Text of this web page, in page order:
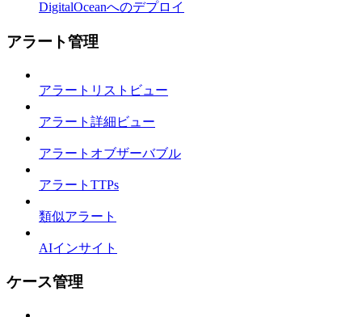
DigitalOceanへのデプロイ
アラート管理
アラートリストビュー
アラート詳細ビュー
アラートオブザーバブル
アラートTTPs
類似アラート
AIインサイト
ケース管理